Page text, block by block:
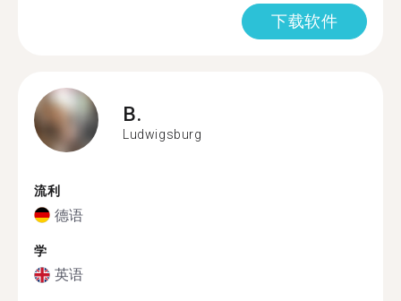
下载软件
B.
Ludwigsburg
流利
德语
学
英语